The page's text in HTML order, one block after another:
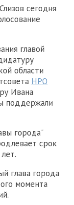
сегодня
главой
области
НРО
Ивана
поддержали
города"
срок
глава города
момента